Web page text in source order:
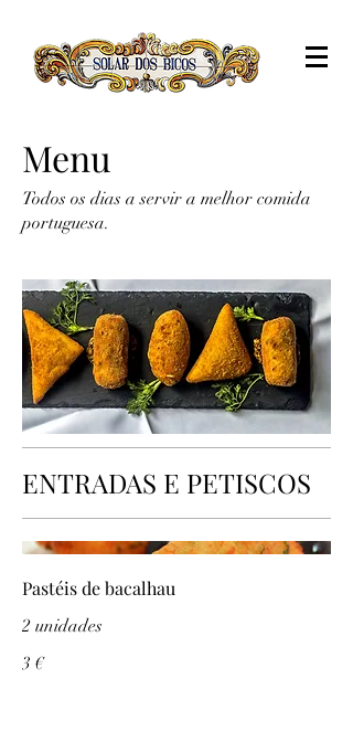
Menu
Todos os dias a servir a melhor comida
portuguesa.
ENTRADAS E PETISCOS
Pastéis de bacalhau
2 unidades
3 €